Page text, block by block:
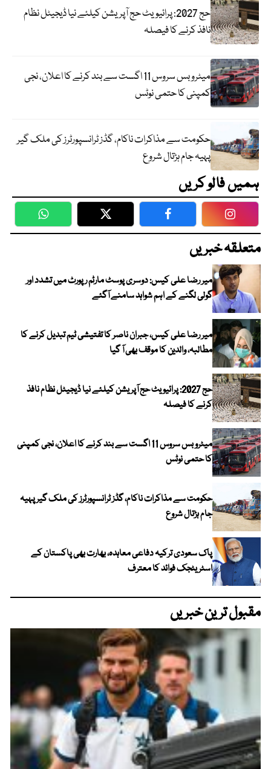
حج 2027: پرائیویٹ حج آپریشن کیلئے نیا ڈیجیٹل نظام
نافذ کرنے کا فیصلہ
میٹرو بس سروس 11 اگست سے بند کرنے کا اعلان، نجی
کمپنی کا حتمی نوٹس
حکومت سے مذاکرات ناکام، گڈز ٹرانسپورٹرز کی ملک گیر
پہیہ جام ہڑتال شروع
ہمیں فالو کریں
WhatsApp Twitter Facebook
متعلقہ خبریں
میر رضا علی کیس: دوسری پوسٹ مارٹم رپورٹ میں تشدد اور
گولی لگنے کے اہم شواہد سامنے آگئے
میر رضا علی کیس، جبران ناصر کا تفتیشی ٹیم تبدیل کرنے کا
مطالبہ، والدین کا موقف بھی آ گیا
حج 2027: پرائیویٹ حج آپریشن کیلئے نیا ڈیجیٹل نظام نافذ
کرنے کا فیصلہ
میٹرو بس سروس 11 اگست سے بند کرنے کا اعلان، نجی کمپنی
کا حتمی نوٹس
حکومت سے مذاکرات ناکام، گڈز ٹرانسپورٹرز کی ملک گیر پہیہ
جام ہڑتال شروع
پاک سعودی ترکیہ دفاعی معاہدہ، بھارت بھی پاکستان کے
اسٹریٹجک فوائد کا معترف
مقبول ترین خبریں